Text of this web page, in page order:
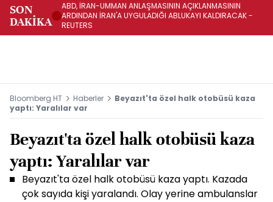
SON
DAKİKA
ABD, İRAN-UMMAN ANLAŞMASININ AÇIKLANMASININ
ARDINDAN İRAN'A UYGULADIĞI ABLUKAYI KALDIRACAK -
REUTERS
Bloomberg HT Haberler
Beyazıt'ta özel halk otobüsü kaza
yaptı: Yaralılar var
Beyazıt'ta özel halk otobüsü kaza
yaptı: Yaralılar var
Beyazıt'ta özel halk otobüsü kaza yaptı. Kazada
çok sayıda kişi yaralandı. Olay yerine ambulanslar